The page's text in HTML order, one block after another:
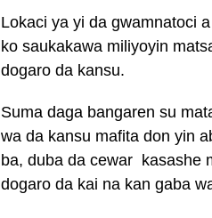
Lokaci ya yi da gwamnatoci
ko saukakawa miliyoyin
dogaro da kansu.
Suma daga bangaren su
wa da kansu mafita don yin
ba, duba da cewar kasashe
dogaro da kai na kan gaba